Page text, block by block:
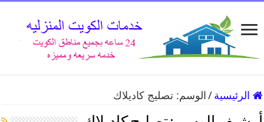
الرئيسية / الوسم:تصليج كاديلاك